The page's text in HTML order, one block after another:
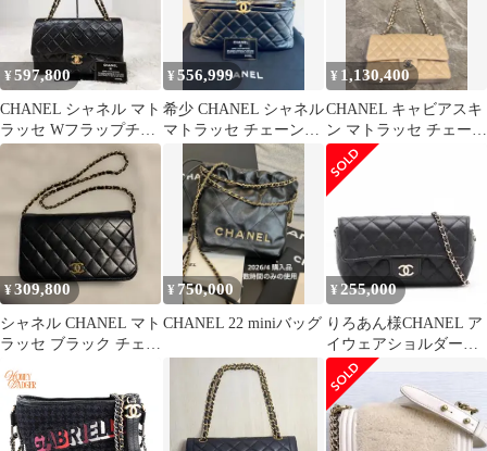
¥597,800
CHANEL シャネル マト
ラッセ Wフラップチェ
ーンショルダーバッグ
¥556,999
希少 CHANEL シャネル
マトラッセ チェーント
ートバッグ 正規店購入
¥ 1,130,400
CHANEL キャビアスキ
ン マトラッセ チェーン
ショルダーバッグ w
フラップ
¥309,800
シャネル CHANEL マト
ラッセ ブラック チェー
¥ 750,000
CHANEL 22 miniバッグ
¥255,000
りろあん様CHANEL ア
イウェアショルダーバ
ック